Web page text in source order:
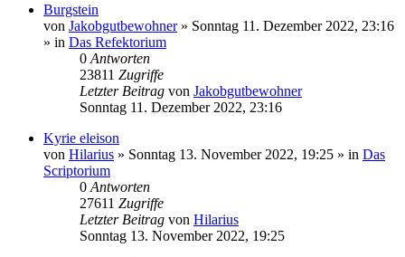
Burgstein
von Jakobgutbewohner» Sonntag 11. Dezember 2022, 23:16
» in Das Refektorium
0 Antworten
23811 Zugriffe
Letzter Beitrag von Jakobgutbewohner
Sonntag 11. Dezember 2022, 23:16
Kyrie eleison
von Hilarius » Sonntag 13. November 2022, 19:25 » in Das
Scriptorium
0 Antworten
27611 Zugriffe
Letzter Beitrag von Hilarius
Sonntag 13. November 2022, 19:25